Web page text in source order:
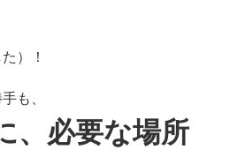
）！
も、
、必要な場所